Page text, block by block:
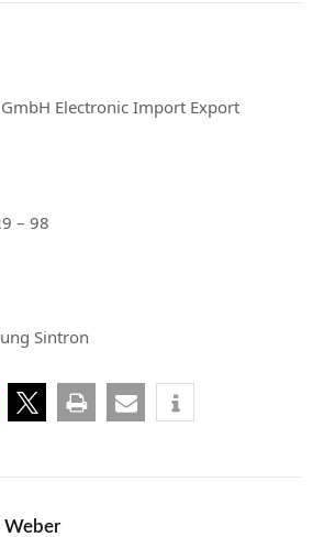
Electronic Import Export
– 98
Sintron
Weber